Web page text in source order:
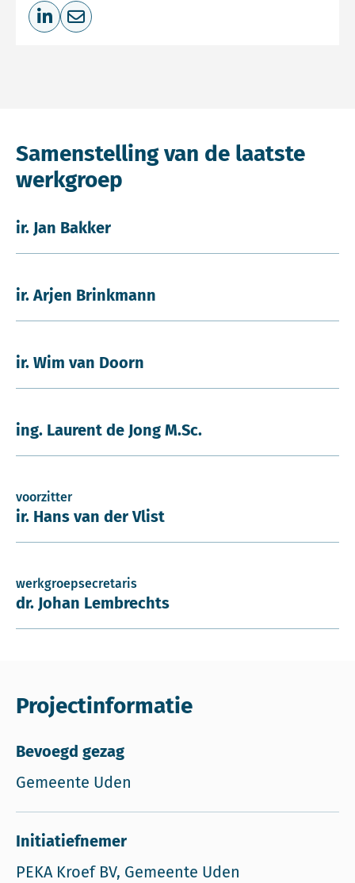
Deel op LinkedIn
Deel via e-mail
Samenstelling van de laatste
werkgroep
ir. Jan Bakker
ir. Arjen Brinkmann
ir. Wim van Doorn
ing. Laurent de Jong M.Sc.
voorzitter
ir. Hans van der Vlist
werkgroepsecretaris
dr. Johan Lembrechts
Projectinformatie
Bevoegd gezag
Gemeente Uden
Initiatiefnemer
PEKA Kroef BV, Gemeente Uden